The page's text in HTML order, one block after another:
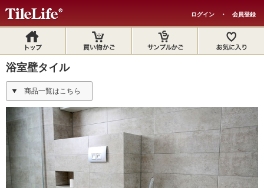
ログイン ・ 会員登録
浴室壁タイル
商品一覧はこちら